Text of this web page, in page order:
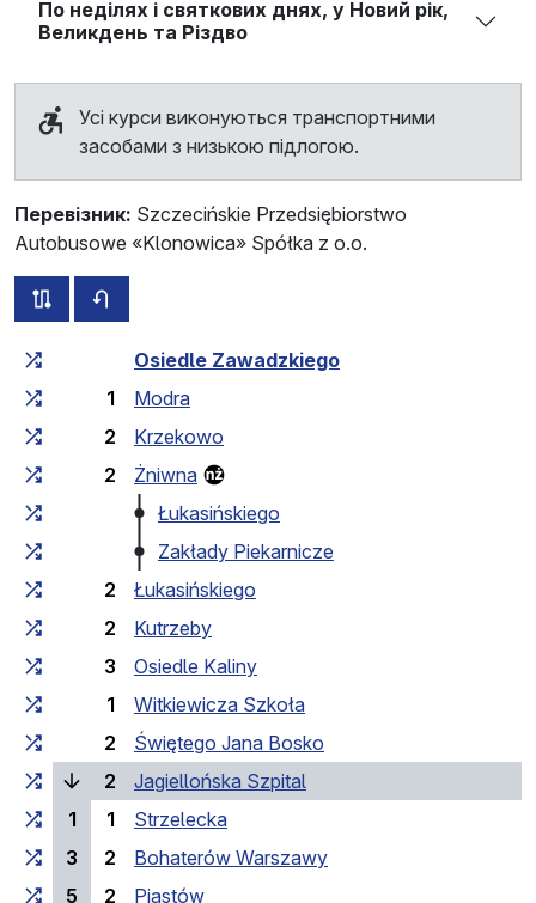
По неділях і святкових днях, у Новий рік,
Великдень та Різдво
Усі курси виконуються транспортними
засобами з низькою підлогою.
Перевізник: Szczecińskie Przedsiębiorstwo
Autobusowe «Klonowica» Spółka z o.o.
всі схеми цього маршруту
Загальний час у дорозі Час у дорозі між
Osiedle Zawadzkiego
1
Modra
2
Krzekowo
2
Żniwna
Łukasińskiego
Zakłady Piekarnicze
2
Łukasińskiego
2
Kutrzeby
3
Osiedle Kaliny
1
Witkiewicza Szkoła
2
Świętego Jana Bosko
2
Jagiellońska Szpital(поточна зупинка)
1
1
Strzelecka
3
2
Bohaterów Warszawy
5
2
Piastów